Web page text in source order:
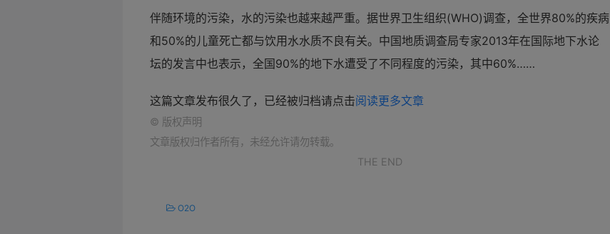
伴随环境的污染，水的污染也越来越严重。据世界卫生组织(WHO)调查，全世界80%的疾病
和50%的儿童死亡都与饮用水水质不良有关。中国地质调查局专家2013年在国际地下水论
坛的发言中也表示，全国90%的地下水遭受了不同程度的污染，其中60%……
这篇文章发布很久了，已经被归档请点击阅读更多文章
© 版权声明
文章版权归作者所有，未经允许请勿转载。
THE END
O2O